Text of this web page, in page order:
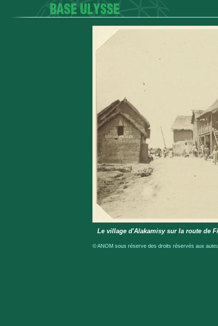
Le village d'Alakamisy sur la route de
© ANOM sous réserve des droits réservés aux